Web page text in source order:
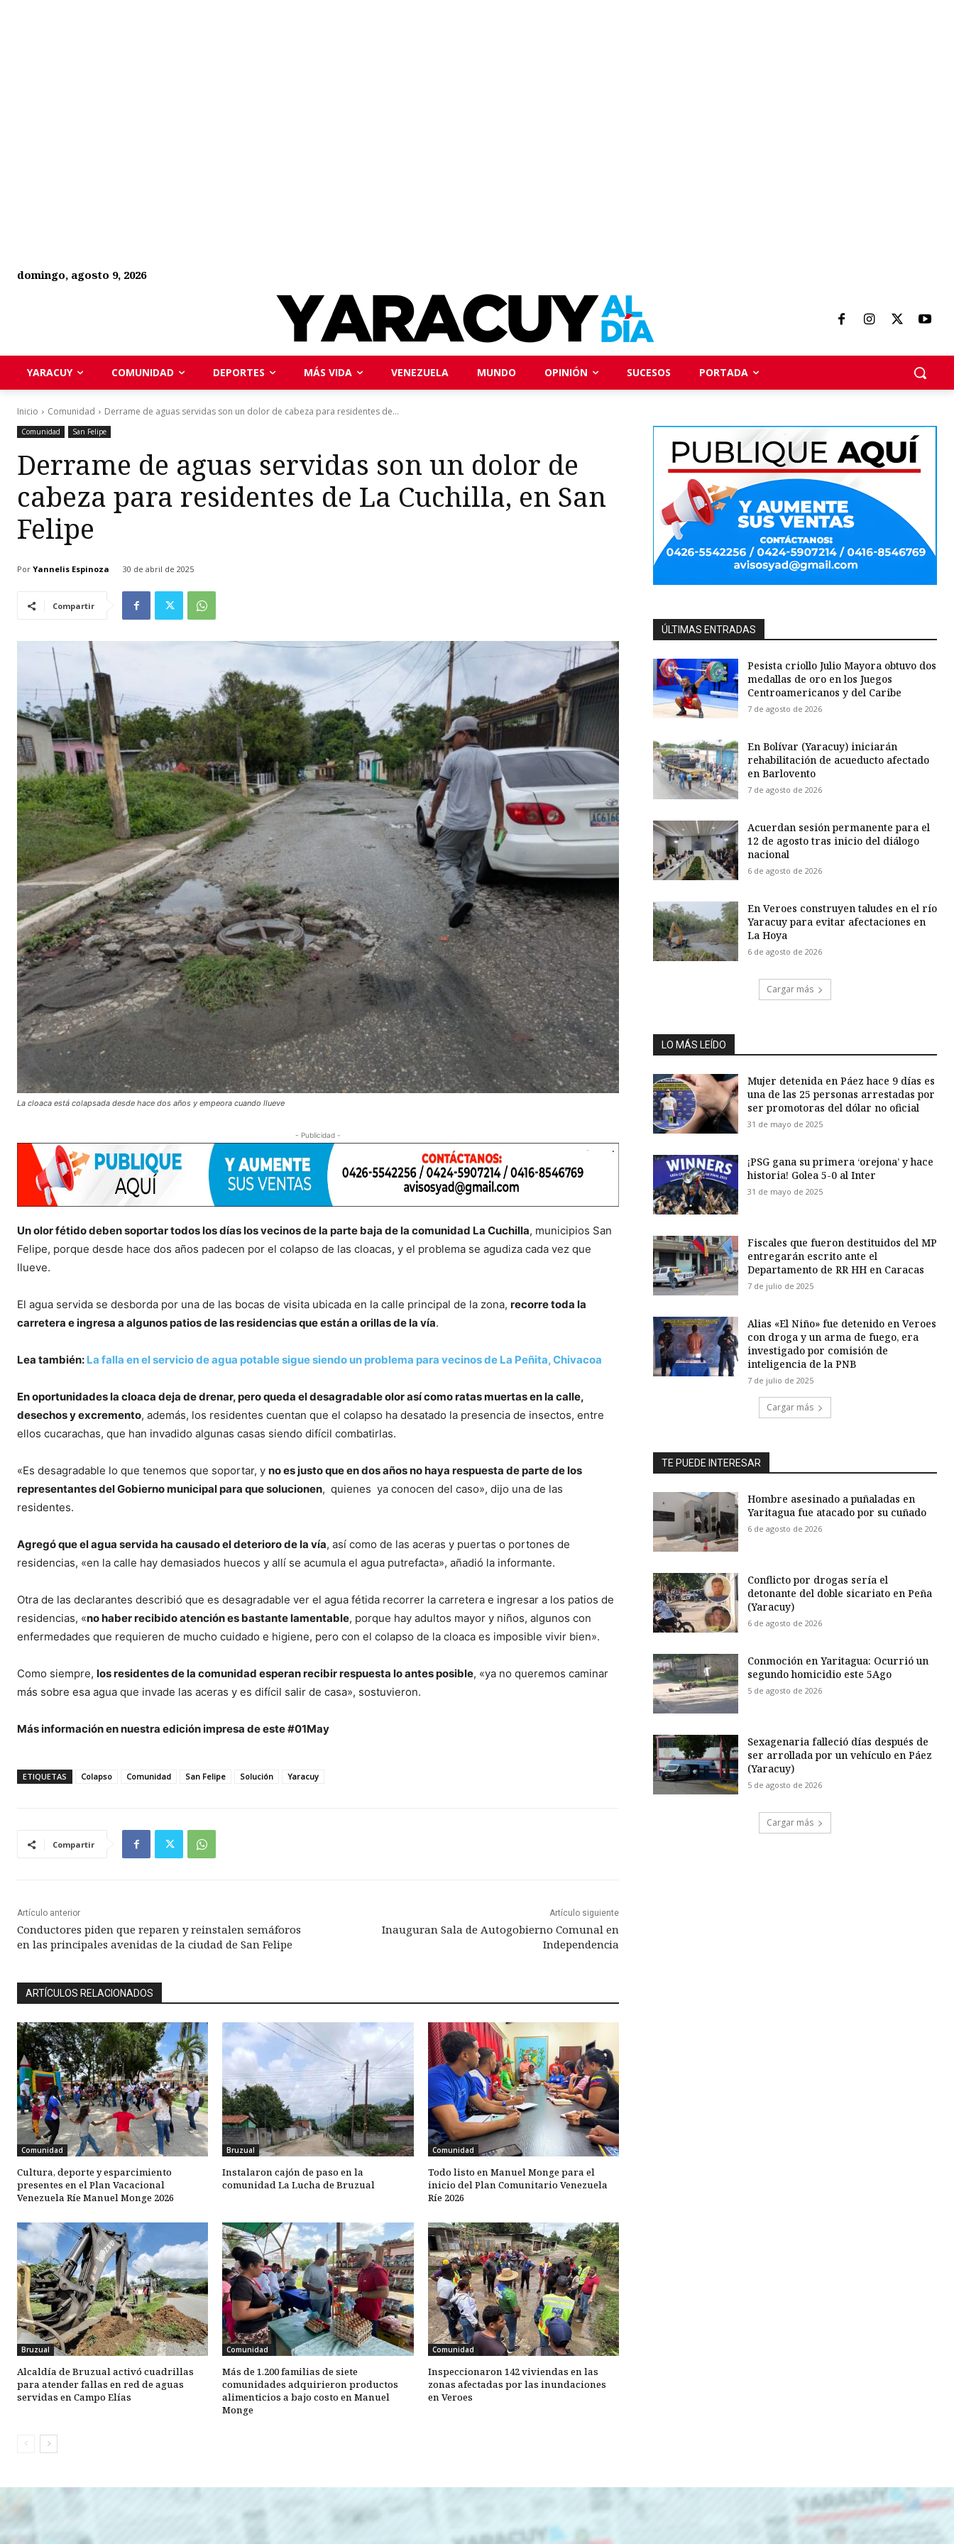
domingo, agosto 9, 2026
YARACUY COMUNIDAD DEPORTES MÁS VIDA VENEZUELA MUNDO OPINIÓN SUCESOS PORTADA
Inicio Comunidad Derrame de aguas servidas son un dolor de cabeza para residentes de...
Comunidad San Felipe
Derrame de aguas servidas son un dolor de
cabeza para residentes de La Cuchilla, en San
Felipe
Por Yannelis Espinoza 30 de abril de 2025
Compartir
La cloaca está colapsada desde hace dos años y empeora cuando llueve
- Publicidad -
Un olor fétido deben soportar todos los días los vecinos de la parte baja de la comunidad La Cuchilla, municipios San
Felipe, porque desde hace dos años padecen por el colapso de las cloacas, y el problema se agudiza cada vez que
llueve.
El agua servida se desborda por una de las bocas de visita ubicada en la calle principal de la zona, recorre toda la
carretera e ingresa a algunos patios de las residencias que están a orillas de la vía.
Lea también: La falla en el servicio de agua potable sigue siendo un problema para vecinos de La Peñita, Chivacoa
En oportunidades la cloaca deja de drenar, pero queda el desagradable olor así como ratas muertas en la calle,
desechos y excremento, además, los residentes cuentan que el colapso ha desatado la presencia de insectos, entre
ellos cucarachas, que han invadido algunas casas siendo difícil combatirlas.
«Es desagradable lo que tenemos que soportar, y no es justo que en dos años no haya respuesta de parte de los
representantes del Gobierno municipal para que solucionen, quienes ya conocen del caso», dijo una de las
residentes.
Agregó que el agua servida ha causado el deterioro de la vía, así como de las aceras y puertas o portones de
residencias, «en la calle hay demasiados huecos y allí se acumula el agua putrefacta», añadió la informante.
Otra de las declarantes describió que es desagradable ver el agua fétida recorrer la carretera e ingresar a los patios de
residencias, «no haber recibido atención es bastante lamentable, porque hay adultos mayor y niños, algunos con
enfermedades que requieren de mucho cuidado e higiene, pero con el colapso de la cloaca es imposible vivir bien».
Como siempre, los residentes de la comunidad esperan recibir respuesta lo antes posible, «ya no queremos caminar
más sobre esa agua que invade las aceras y es difícil salir de casa», sostuvieron.
Más información en nuestra edición impresa de este #01May
ETIQUETAS Colapso Comunidad San Felipe Solución Yaracuy
Compartir
Artículo anterior
Conductores piden que reparen y reinstalen semáforos
en las principales avenidas de la ciudad de San Felipe
Artículo siguiente
Inauguran Sala de Autogobierno Comunal en
Independencia
ARTÍCULOS RELACIONADOS
Comunidad
Cultura, deporte y esparcimiento
presentes en el Plan Vacacional
Venezuela Ríe Manuel Monge 2026
Bruzual
Instalaron cajón de paso en la
comunidad La Lucha de Bruzual
Comunidad
Todo listo en Manuel Monge para el
inicio del Plan Comunitario Venezuela
Ríe 2026
Bruzual
Alcaldía de Bruzual activó cuadrillas
para atender fallas en red de aguas
servidas en Campo Elías
Comunidad
Más de 1.200 familias de siete
comunidades adquirieron productos
alimenticios a bajo costo en Manuel
Monge
Comunidad
Inspeccionaron 142 viviendas en las
zonas afectadas por las inundaciones
en Veroes
ÚLTIMAS ENTRADAS
Pesista criollo Julio Mayora obtuvo dos
medallas de oro en los Juegos
Centroamericanos y del Caribe
7 de agosto de 2026
En Bolívar (Yaracuy) iniciarán
rehabilitación de acueducto afectado
en Barlovento
7 de agosto de 2026
Acuerdan sesión permanente para el
12 de agosto tras inicio del diálogo
nacional
6 de agosto de 2026
En Veroes construyen taludes en el río
Yaracuy para evitar afectaciones en
La Hoya
6 de agosto de 2026
Cargar más
LO MÁS LEÍDO
Mujer detenida en Páez hace 9 días es
una de las 25 personas arrestadas por
ser promotoras del dólar no oficial
31 de mayo de 2025
¡PSG gana su primera ‘orejona’ y hace
historia! Golea 5-0 al Inter
31 de mayo de 2025
Fiscales que fueron destituidos del MP
entregarán escrito ante el
Departamento de RR HH en Caracas
7 de julio de 2025
Alias «El Niño» fue detenido en Veroes
con droga y un arma de fuego, era
investigado por comisión de
inteligencia de la PNB
7 de julio de 2025
Cargar más
TE PUEDE INTERESAR
Hombre asesinado a puñaladas en
Yaritagua fue atacado por su cuñado
6 de agosto de 2026
Conflicto por drogas sería el
detonante del doble sicariato en Peña
(Yaracuy)
6 de agosto de 2026
Conmoción en Yaritagua: Ocurrió un
segundo homicidio este 5Ago
5 de agosto de 2026
Sexagenaria falleció días después de
ser arrollada por un vehículo en Páez
(Yaracuy)
5 de agosto de 2026
Cargar más